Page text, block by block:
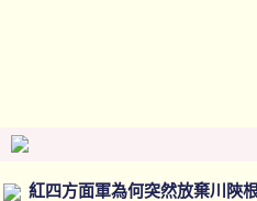
紅四方面軍為何突然放棄川陝